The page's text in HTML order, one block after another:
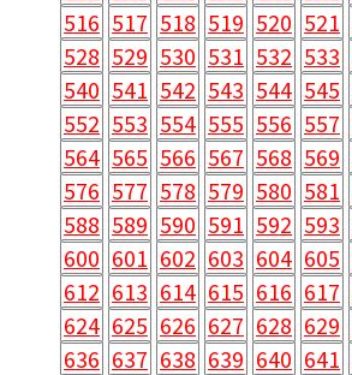
516 517 518 519 520 521
528 529 530 531 532 533
540 541 542 543 544 545
552 553 554 555 556 557
564 565 566 567 568 569
576 577 578 579 580 581
588 589 590 591 592 593
600 601 602 603 604 605
612 613 614 615 616 617
624 625 626 627 628 629
636 637 638 639 640 641